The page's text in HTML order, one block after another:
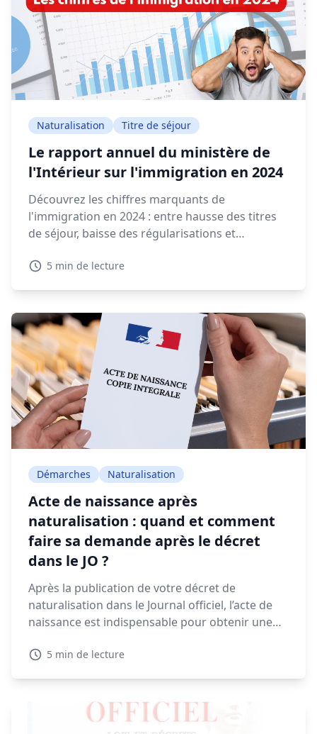
Naturalisation Titre de séjour
Le rapport annuel du ministère de
l'Intérieur sur l'immigration en 2024
Découvrez les chiffres marquants de
l'immigration en 2024 : entre hausse des titres
de séjour, baisse des régularisations et
migratoire soulève de vifs débats.
5 min de lecture
Démarches Naturalisation
Acte de naissance après
naturalisation : quand et comment
faire sa demande après le décret
dans le JO ?
Après la publication de votre décret de
naturalisation dans le Journal officiel, l’acte de
naissance est indispensable pour obtenir une
administratives. Voyons dans ce guide quand et
5 min de lecture